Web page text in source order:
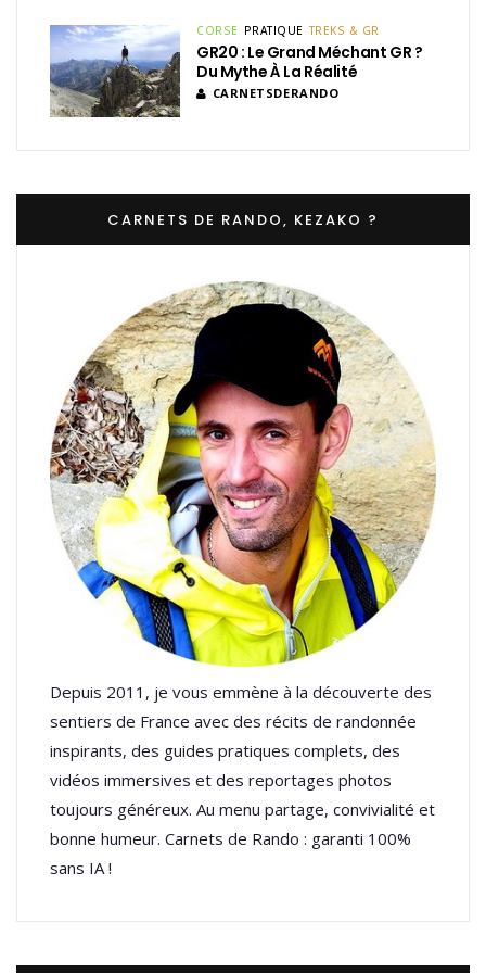
CORSE PRATIQUE TREKS & GR
GR20 : Le Grand Méchant GR ?
Du Mythe À La Réalité
CARNETSDERANDO
CARNETS DE RANDO, KEZAKO ?
Depuis 2011, je vous emmène à la découverte des
sentiers de France avec des récits de randonnée
inspirants, des guides pratiques complets, des
vidéos immersives et des reportages photos
toujours généreux. Au menu partage, convivialité et
bonne humeur. Carnets de Rando : garanti 100%
sans IA !